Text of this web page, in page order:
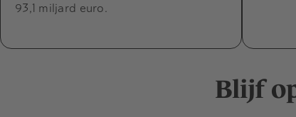
93,1 miljard euro.
Blijf